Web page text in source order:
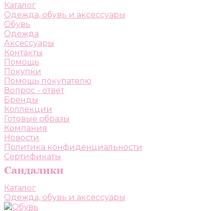
Каталог
Одежда, обувь и аксессуары
Обувь
Одежда
Аксессуары
Контакты
Помощь
Покупки
Помощь покупателю
Вопрос - ответ
Бренды
Коллекции
Готовые образы
Компания
Новости
Политика конфиденциальности
Сертификаты
Каталог
Одежда, обувь и аксессуары